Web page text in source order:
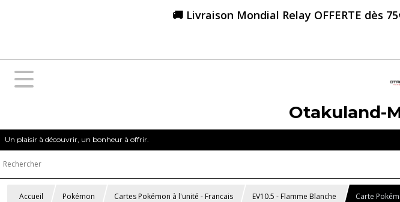
🚚 Livraison Mondial Relay OFFERTE dès
Otakuland-
Un plaisir à découvrir, un bonheur à offrir.
Accueil Pokémon Cartes Pokémon à l'unité - Francais EV10.5 - Flamme Blanche Carte